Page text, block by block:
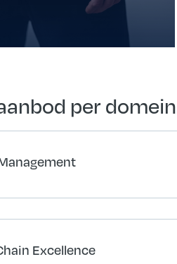
per domein
Excellence